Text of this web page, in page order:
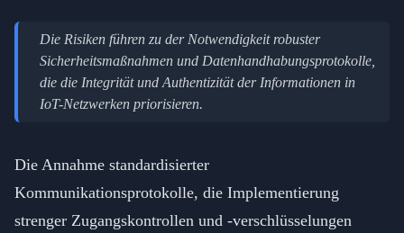
Die Risiken führen zu der Notwendigkeit robuster
Sicherheitsmaßnahmen und Datenhandhabungsprotokolle,
die die Integrität und Authentizität der Informationen in
IoT-Netzwerken priorisieren.
Die Annahme standardisierter
Kommunikationsprotokolle, die Implementierung
strenger Zugangskontrollen und -verschlüsselungen